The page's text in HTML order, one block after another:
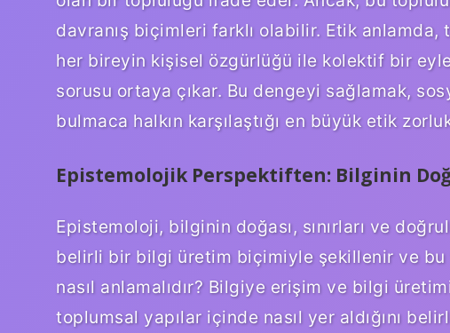
davranış biçimleri farklı olabilir. Etik
her bireyin kişisel özgürlüğü ile kolektif bir
sorusu ortaya çıkar. Bu dengeyi sağlamak,
bulmaca halkın karşılaştığı en büyük etik
Epistemolojik Perspektiften: Bilginin
Epistemoloji, bilginin doğası, sınırları ve
belirli bir bilgi üretim biçimiyle şekillenir ve
nasıl anlamalıdır? Bilgiye erişim ve bilgi
toplumsal yapılar içinde nasıl yer aldığını